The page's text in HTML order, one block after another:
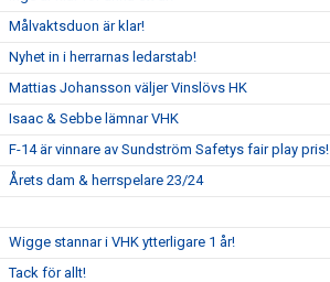
Målvaktsduon är klar!
Nyhet in i herrarnas ledarstab!
Mattias Johansson väljer Vinslövs HK
Isaac & Sebbe lämnar VHK
F-14 är vinnare av Sundström Safetys fair play pris!
Årets dam & herrspelare 23/24
Wigge stannar i VHK ytterligare 1 år!
Tack för allt!